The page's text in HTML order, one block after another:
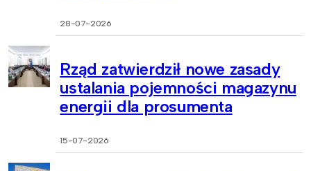
28-07-2026
Rząd zatwierdził nowe zasady
ustalania pojemności magazynu
energii dla prosumenta
15-07-2026